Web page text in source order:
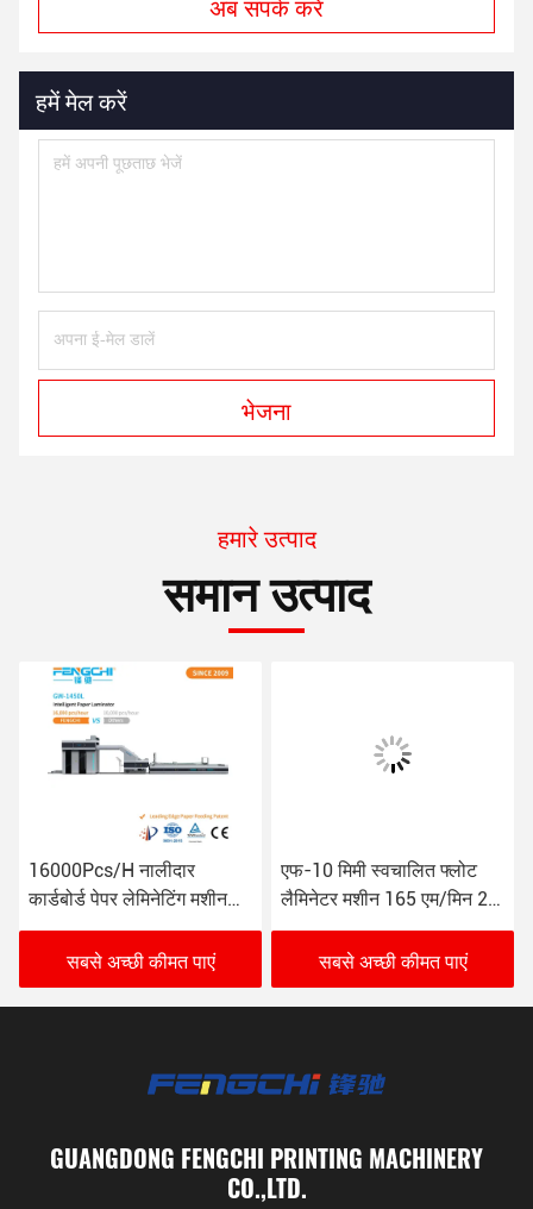
हमें मेल करें
भेजना
हमारे उत्पाद
समान उत्पाद
16000Pcs/H नालीदार
कार्डबोर्ड पेपर लेमिनेटिंग मशीन
GW-1450L विरोधी जंग
सबसे अच्छी कीमत पाएं
एफ-10 मिमी स्वचालित फ्लोट
लैमिनेटर मशीन 165 एम/मिन 26
केडब्ल्यू
सबसे अच्छी कीमत पाएं
GUANGDONG FENGCHI PRINTING MACHINERY
CO.,LTD.